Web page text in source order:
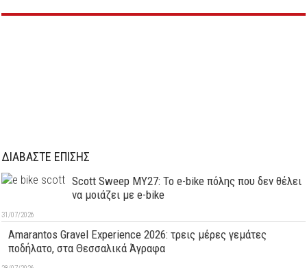
ΔΙΑΒΑΣΤΕ ΕΠΙΣΗΣ
Scott Sweep MY27: Το e-bike πόλης που δεν θέλει
να μοιάζει με e-bike
31/07/2026
Amarantos Gravel Experience 2026: τρεις μέρες γεμάτες
ποδήλατο, στα Θεσσαλικά Άγραφα